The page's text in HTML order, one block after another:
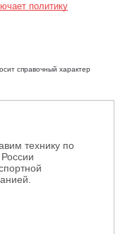
политику
справочный характер
технику по